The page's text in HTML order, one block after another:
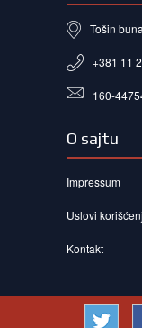
Tošin
+381 11
160-
O sajtu
Impressum
Uslovi
Kontakt